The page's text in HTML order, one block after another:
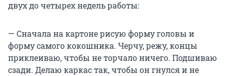
двух до четырех недель работы:
— Сначала на картоне рисую форму головы и
форму самого кокошника. Черчу, режу, концы
приклеиваю, чтобы не торчало ничего. Подшиваю
сзади. Делаю каркас так, чтобы он гнулся и не